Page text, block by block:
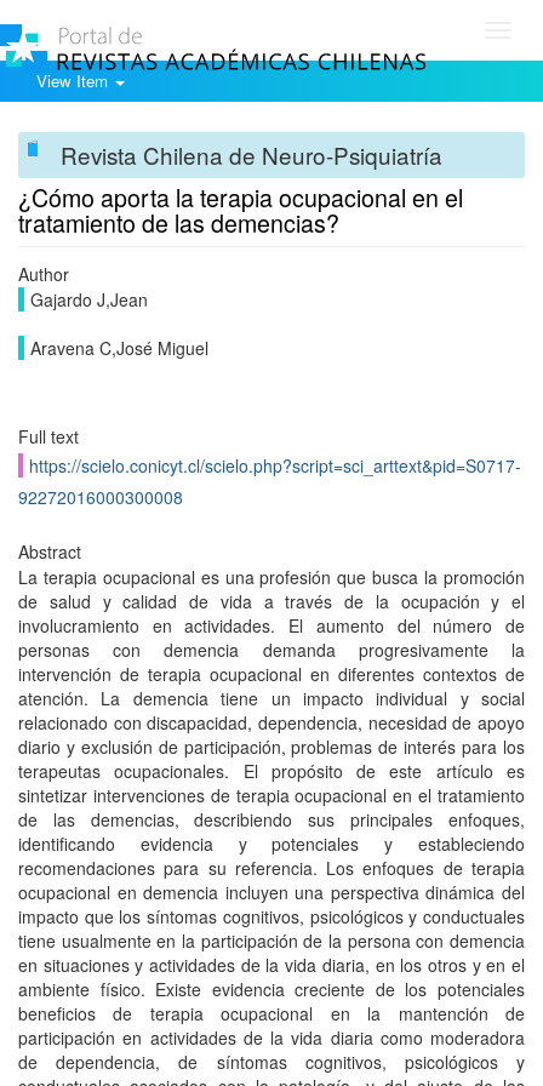
View Item
Revista Chilena de Neuro-Psiquiatría
¿Cómo aporta la terapia ocupacional en el
tratamiento de las demencias?
Author
Gajardo J,Jean
Aravena C,José Miguel
Full text
https://scielo.conicyt.cl/scielo.php?script=sci_arttext&pid=S0717-
92272016000300008
Abstract
La terapia ocupacional es una profesión que busca la promoción
de salud y calidad de vida a través de la ocupación y el
involucramiento en actividades. El aumento del número de
personas con demencia demanda progresivamente la
intervención de terapia ocupacional en diferentes contextos de
atención. La demencia tiene un impacto individual y social
relacionado con discapacidad, dependencia, necesidad de apoyo
diario y exclusión de participación, problemas de interés para los
terapeutas ocupacionales. El propósito de este artículo es
sintetizar intervenciones de terapia ocupacional en el tratamiento
de las demencias, describiendo sus principales enfoques,
identificando evidencia y potenciales y estableciendo
recomendaciones para su referencia. Los enfoques de terapia
ocupacional en demencia incluyen una perspectiva dinámica del
impacto que los síntomas cognitivos, psicológicos y conductuales
tiene usualmente en la participación de la persona con demencia
en situaciones y actividades de la vida diaria, en los otros y en el
ambiente físico. Existe evidencia creciente de los potenciales
beneficios de terapia ocupacional en la mantención de
participación en actividades de la vida diaria como moderadora
de dependencia, de síntomas cognitivos, psicológicos y